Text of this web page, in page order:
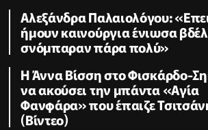
Αλεξάνδρα Παλαιολόγου:
ήμουν καινούργια ένιωσα
σνόμπαραν πάρα πολύ»
Η Άννα Βίσση στο Φισκάρδο-
να ακούσει την μπάντα «Αγία
Φανφάρα» που έπαιζε
(Βίντεο)